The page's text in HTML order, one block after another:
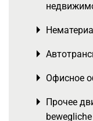
Toggle menu
Toggle menu
Офисное
Toggle menu
Прочее
Toggle menu